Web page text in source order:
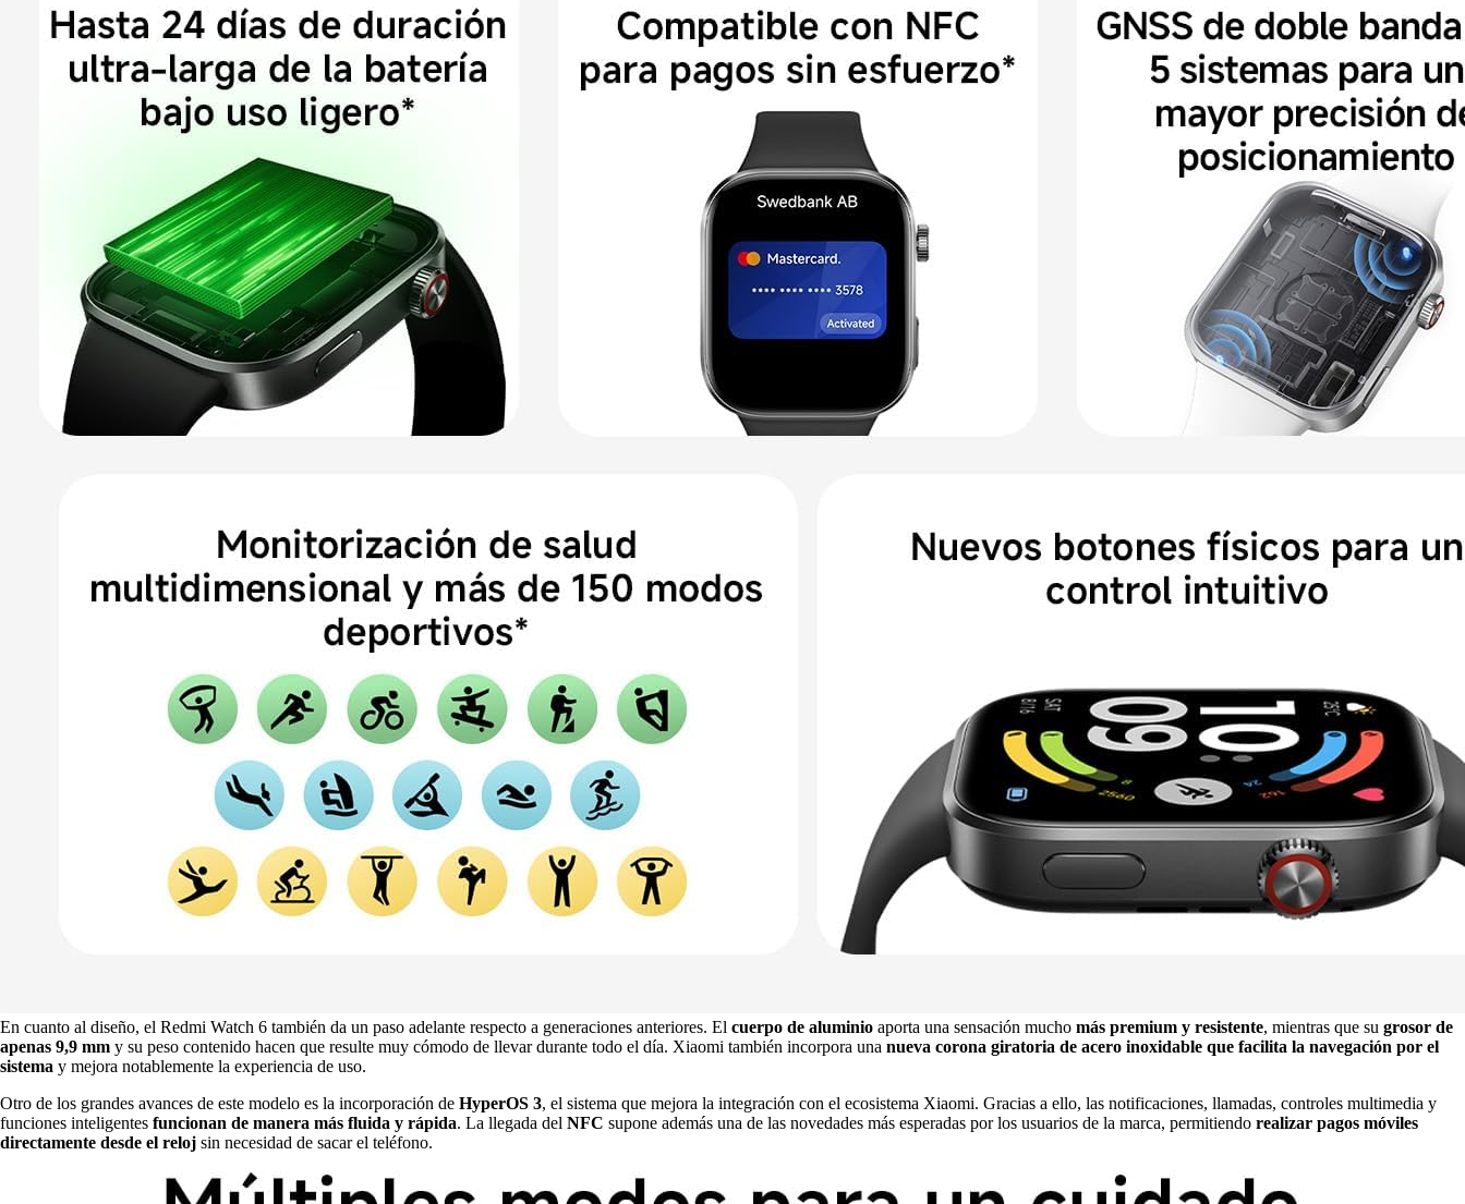
En cuanto al diseño, el Redmi Watch 6 también da un paso adelante respecto a generaciones anteriores. El cuerpo de aluminio aporta una sensación mucho más premium y resistente, mientras que su grosor de
apenas 9,9 mm y su peso contenido hacen que resulte muy cómodo de llevar durante todo el día. Xiaomi también incorpora una nueva corona giratoria de acero inoxidable que facilita la navegación por el
sistema y mejora notablemente la experiencia de uso.
Otro de los grandes avances de este modelo es la incorporación de HyperOS 3, el sistema que mejora la integración con el ecosistema Xiaomi. Gracias a ello, las notificaciones, llamadas, controles multimedia y
funciones inteligentes funcionan de manera más fluida y rápida. La llegada del NFC supone además una de las novedades más esperadas por los usuarios de la marca, permitiendo realizar pagos móviles
directamente desde el reloj sin necesidad de sacar el teléfono.